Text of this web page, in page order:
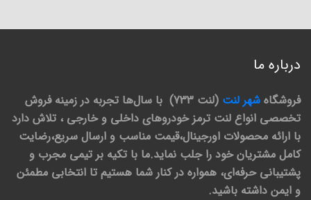
درباره ما
فروشگاه شهر لنت
(لنت 733) با سال‌ها تجربه در زمینه فروش
تخصصی انواع لنت ترمز خودروهای داخلی و خارجی ، تلاش دارد
با ارائه محصولات اورجینال،قیمت مناسب و ارسال سریع،رضایت
کامل مشتریان خود را جلب نماید.ما با تکیه بر تیمی مجرب و
پشتیبانی حرفه‌ای، همواره در کنار شما هستیم تا انتخابی مطمئن
و ایمن داشته باشید.